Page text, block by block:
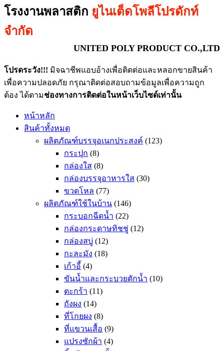
โรงงานพลาสติก ยูไนเต็ดโพลีโปรดักท์
จำกัด
UNITED POLY PRODUCT CO.,LTD
โปรดระวัง!!! มิจฉาชีพแอบอ้างเพื่อติดต่อและหลอกขายสินค้า
เพื่อความปลอดภัย กรุณาติดต่อสอบถามข้อมูลเพื่อความถูก
ต้อง ได้ตามช่องทางการติดต่อในหน้าเว็บไซด์เท่านั้น
หน้าหลัก
สินค้าทั้งหมด
ผลิตภัณฑ์บรรจุอเนกประสงค์ (123)
กระปุก (8)
กล่องใส (8)
กล่องบรรจุอาหารใส (30)
ขวดโหล (77)
ผลิตภัณฑ์ใช้ในบ้าน (146)
กระบอกฉีดน้ำ (22)
กล่องกระดาษทิชชู่ (12)
กล่องสบู่ (12)
กะละมัง (18)
เก้าอี้ (4)
ขันน้ำและกระบวยตักน้ำ (10)
ตะกร้า (11)
ถังผง (14)
ที่โกยผง (8)
ที่แขวนเสื้อ (9)
แปรงซักผ้า (4)